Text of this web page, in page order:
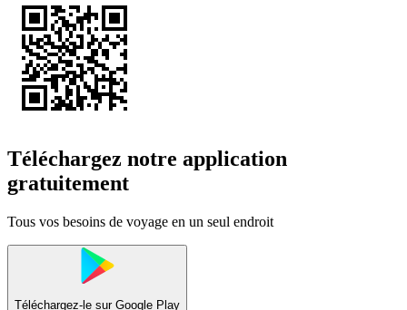
Téléchargez notre application
gratuitement
Tous vos besoins de voyage en un seul endroit
Téléchargez-le sur Google Play